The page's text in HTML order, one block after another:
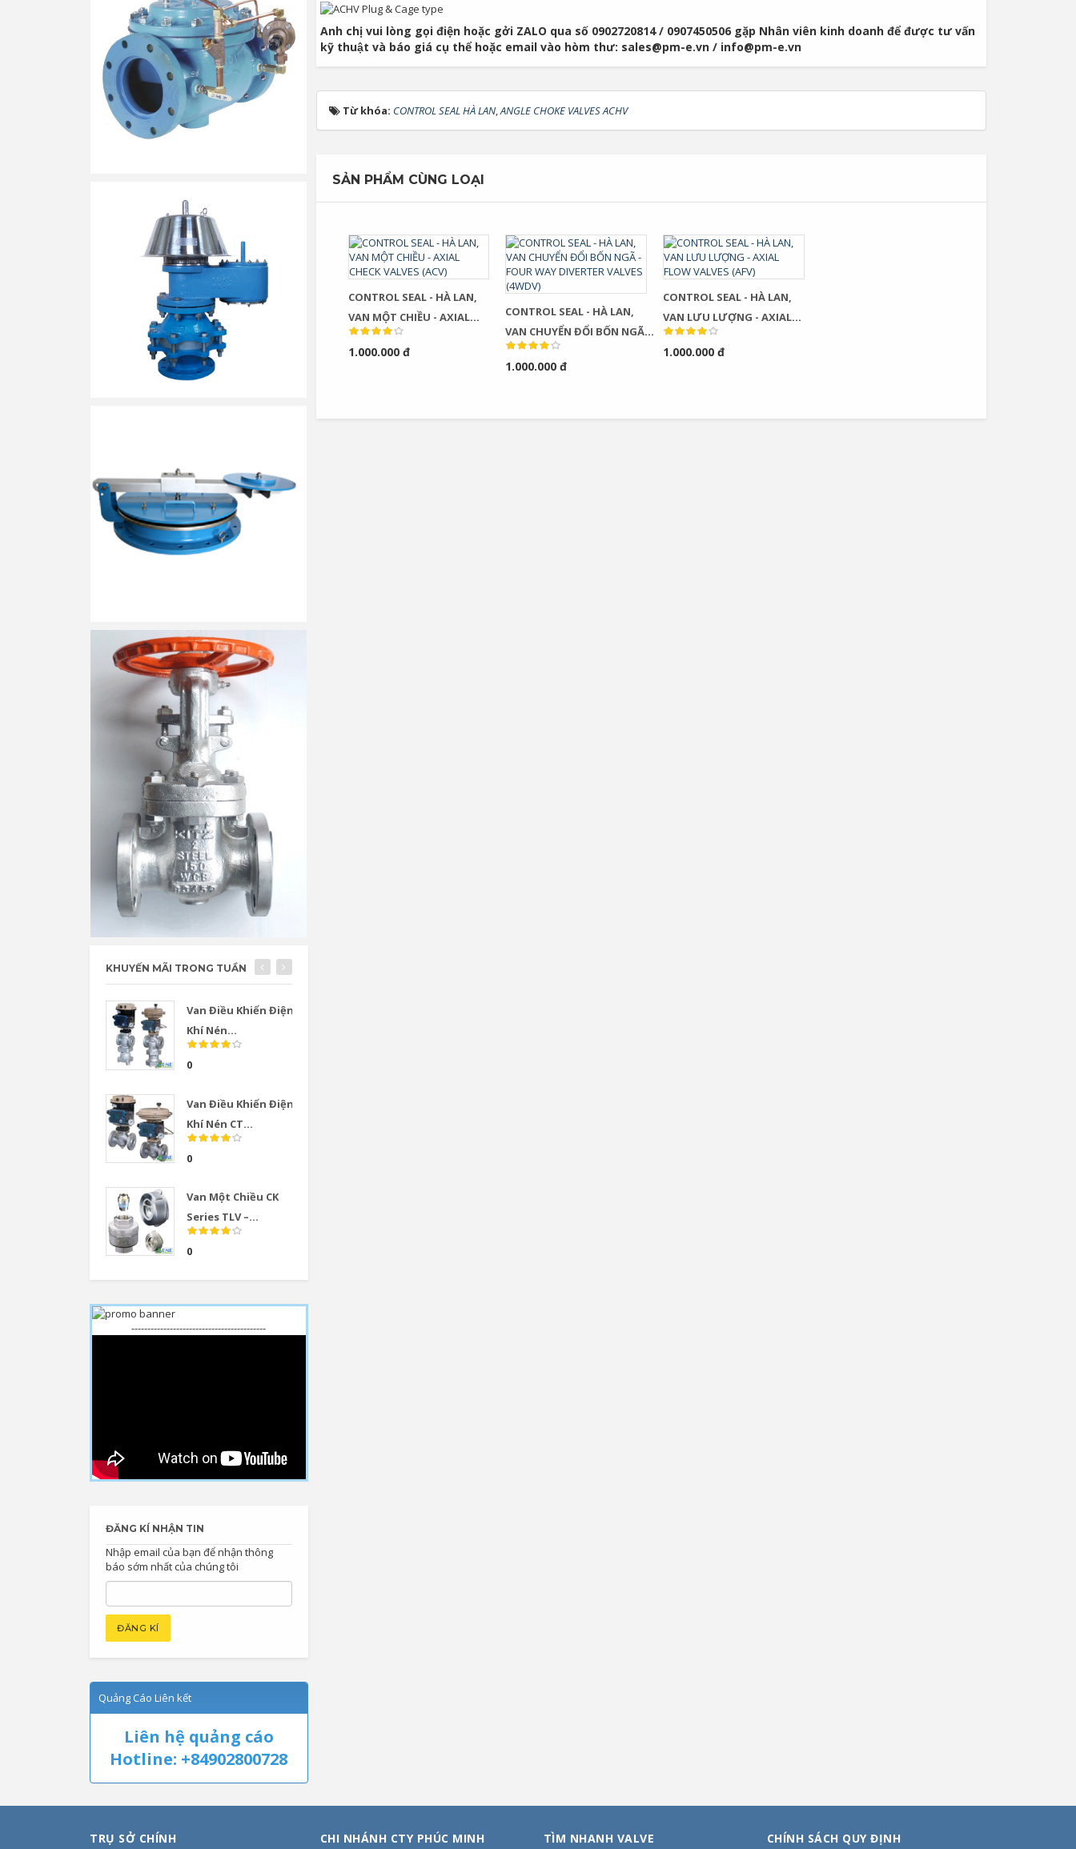
Anh chị vui lòng gọi điện hoặc gởi ZALO qua số 0902720814 / 0907450506 gặp Nhân viên kinh doanh để được tư vấn
kỹ thuật và báo giá cụ thể hoặc email vào hòm thư: sales@pm-e.vn / info@pm-e.vn
Từ khóa: CONTROL SEAL HÀ LAN, ANGLE CHOKE VALVES ACHV
SẢN PHẨM CÙNG LOẠI
CONTROL SEAL - HÀ LAN,
VAN MỘT CHIỀU - AXIAL
CHECK VALVES (ACV)
1.000.000 đ
CONTROL SEAL - HÀ LAN,
VAN CHUYỂN ĐỔI BỐN NGÃ -
FOUR WAY DIVERTER VALVES
(4WDV)
1.000.000 đ
CONTROL SEAL - HÀ LAN,
VAN LƯU LƯỢNG - AXIAL
FLOW VALVES (AFV)
1.000.000 đ
KHUYẾN MÃI TRONG TUẦN
Van Điều Khiển Điện
Khí Nén...
0
Van Điều Khiển Điện
Khí Nén CT...
0
Van Một Chiều CK
Series TLV –...
0
------------------------------------------
ĐĂNG KÍ NHẬN TIN
Nhập email của bạn để nhận thông
báo sớm nhất của chúng tôi
Quảng Cáo Liên kết
Liên hệ quảng cáo
Hotline: +84902800728
TRỤ SỞ CHÍNH CHI NHÁNH CTY PHÚC MINH TÌM NHANH VALVE CHÍNH SÁCH QUY ĐỊNH